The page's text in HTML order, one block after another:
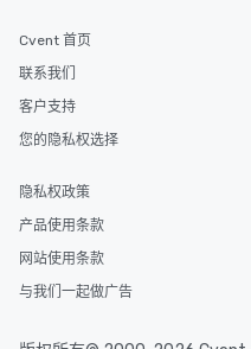
Cvent 首页
联系我们
客户支持
您的隐私权选择
隐私权政策
产品使用条款
网站使用条款
与我们一起做广告